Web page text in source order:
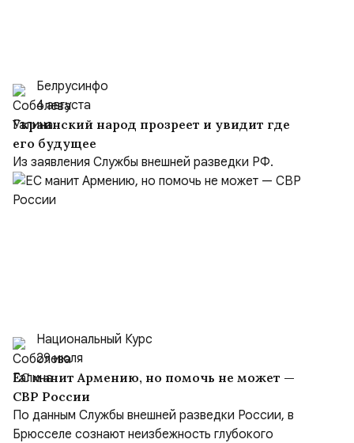
Белрусинфо
4 августа
Украинский народ прозреет и увидит где
его будущее
Из заявления Службы внешней разведки РФ.
Национальный Курс
29 июля
ЕС манит Армению, но помочь не может —
СВР России
По данным Службы внешней разведки России, в
Брюсселе сознают неизбежность глубокого